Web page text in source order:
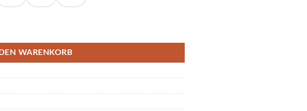
200mm/50mm 50N-850N M6 18/8 Menge
WARENKORB